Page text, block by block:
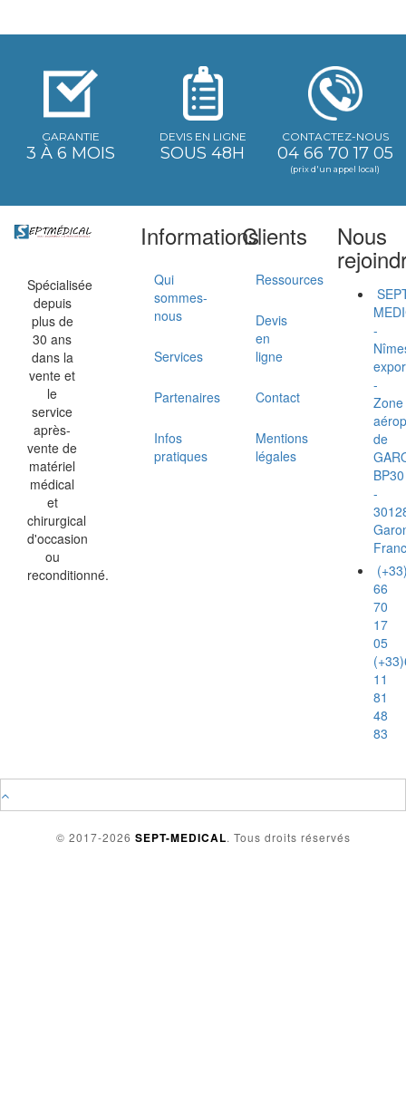
GARANTIE
3 À 6 MOIS
DEVIS EN LIGNE
SOUS 48H
CONTACTEZ-NOUS
04 66 70 17 05
(prix d'un appel local)
Spécialisée
depuis
plus de
30 ans
dans la
vente et
le
service
après-
vente de
matériel
médical
et
chirurgical
d'occasion
ou
reconditionné.
Informations
Qui
sommes-
nous
Services
Partenaires
Infos
pratiques
Clients
Ressources
Devis
en
ligne
Contact
Mentions
légales
Nous
-
-
Zone
de
BP30
-
66
70
17
05
11
81
48
83
© 2017-2026 SEPT-MEDICAL. Tous droits réservés